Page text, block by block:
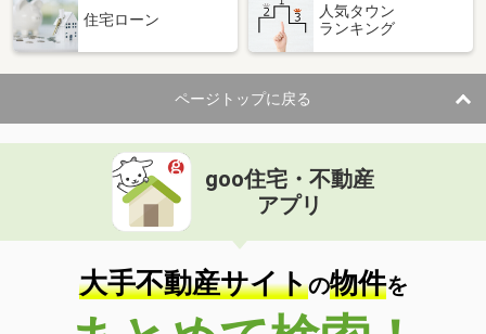
住 所
千葉県八千代市八千代台北７丁目
専有面積 19.87m²
間取り
1K
千葉県千葉市中央区若草１
価 格
住 所
千葉県千葉市中央区若草１
専有面積 26.08m²
間取り
1K
千葉県印西市西の原３丁目
住宅ローン
人気タウン
ランキング
ページトップに戻る
goo住宅・不動産
アプリ
大手不動産サイトの物件を